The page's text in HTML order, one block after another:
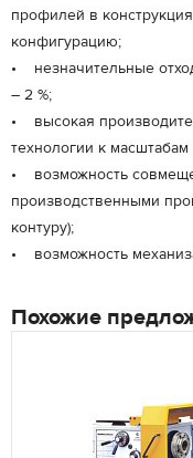
профилей в
конфигурацию;
• незначительные
– 2 %;
• высокая
технологии к
• возможность
производственными
контуру);
• возможность
Похожие